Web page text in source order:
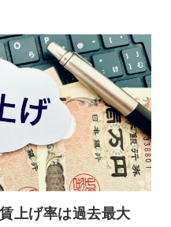
上げ率は過去最大